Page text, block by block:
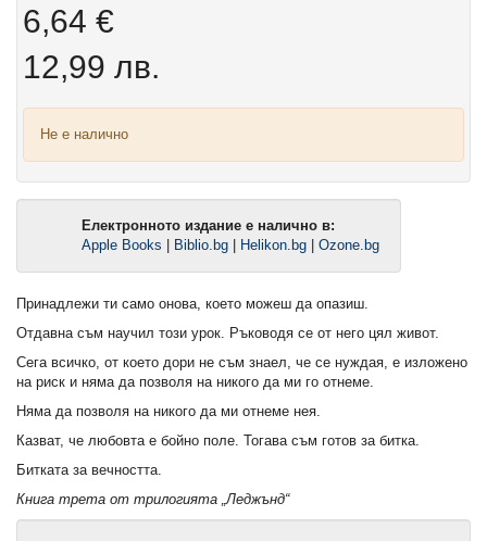
6,64 €
12,99 лв.
Не е налично
Електронното издание е налично в:
Apple Books
Biblio.bg Helikon.bg Ozone.bg
Принадлежи ти само онова, което можеш да опазиш.
Отдавна съм научил този урок. Ръководя се от него цял живот.
Сега всичко, от което дори не съм знаел, че се нуждая, е изложено
на риск и няма да позволя на никого да ми го отнеме.
Няма да позволя на никого да ми отнеме нея.
Казват, че любовта е бойно поле. Тогава съм готов за битка.
Битката за вечността.
Книга трета от трилогията „Леджънд“